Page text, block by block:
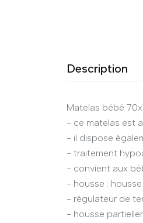
Description
Matelas bébé
- ce matelas est
- il dispose
- traitement
- convient aux
- housse :
- régulateur de
- housse